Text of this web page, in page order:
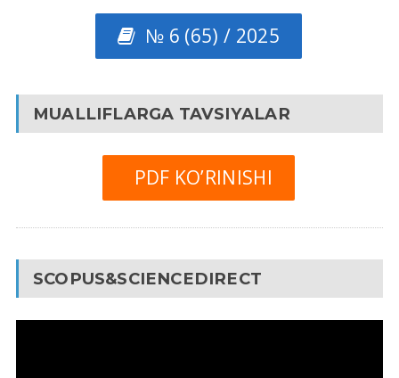
№ 6 (65) / 2025
MUALLIFLARGA TAVSIYALAR
PDF KO’RINISHI
SCOPUS&SCIENCEDIRECT